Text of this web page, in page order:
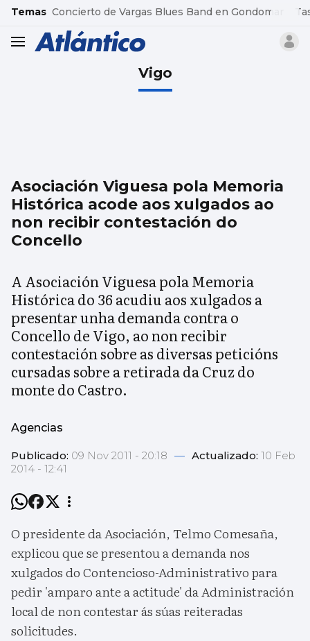
common.go-to-content
Temas Concierto de Vargas Blues Band en Gondomar
header.menu.open
Vigo
Asociación Viguesa pola Memoria
Histórica acode aos xulgados ao
non recibir contestación do
Concello
A Asociación Viguesa pola Memoria
Histórica do 36 acudiu aos xulgados a
presentar unha demanda contra o
Concello de Vigo, ao non recibir
contestación sobre as diversas peticións
cursadas sobre a retirada da Cruz do
monte do Castro.
Agencias
Publicado: 09 Nov 2011 - 20:18 — Actualizado: 10 Feb
2014 - 12:41
O presidente da Asociación, Telmo Comesaña,
explicou que se presentou a demanda nos
xulgados do Contencioso-Administrativo para
pedir 'amparo ante a actitude' da Administración
local de non contestar ás súas reiteradas
solicitudes.